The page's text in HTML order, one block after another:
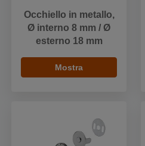
Occhiello in metallo,
Ø interno 8 mm / Ø
esterno 18 mm
Mostra